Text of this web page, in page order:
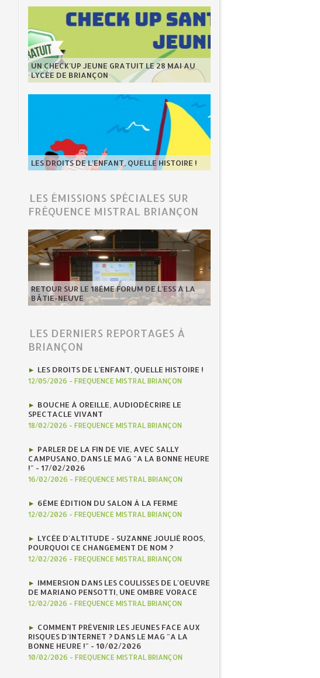
UN CHECK'UP JEUNE GRATUIT LE 28 MAI AU
LYCÉE DE BRIANÇON
LES DROITS DE L'ENFANT, QUELLE HISTOIRE !
LES ÉMISSIONS SPÉCIALES SUR
FRÉQUENCE MISTRAL BRIANÇON
RETOUR SUR LE 18ÈME FORUM DE L'ESS À LA
BÂTIE-NEUVE
LES DERNIERS REPORTAGES À
BRIANÇON
LES DROITS DE L'ENFANT, QUELLE HISTOIRE !
12/05/2026 - FREQUENCE MISTRAL BRIANÇON
BOUCHE À OREILLE, AUDIODÉCRIRE LE
SPECTACLE VIVANT
18/02/2026 - FREQUENCE MISTRAL BRIANÇON
PARLER DE LA FIN DE VIE, AVEC SALLY
CAMPUSANO, DANS LE MAG "A LA BONNE HEURE
!" - 17/02/2026
16/02/2026 - FREQUENCE MISTRAL BRIANÇON
6ÈME ÉDITION DU SALON À LA FERME
12/02/2026 - FREQUENCE MISTRAL BRIANÇON
LYCÉE D'ALTITUDE - SUZANNE JOULIÉ ROOS,
POURQUOI CE CHANGEMENT DE NOM ?
12/02/2026 - FREQUENCE MISTRAL BRIANÇON
IMMERSION DANS LES COULISSES DE L'OEUVRE
DE MARIANO PENSOTTI, UNE OMBRE VORACE
12/02/2026 - FREQUENCE MISTRAL BRIANÇON
COMMENT PRÉVENIR LES JEUNES FACE AUX
RISQUES D'INTERNET ? DANS LE MAG "A LA
BONNE HEURE !" - 10/02/2026
10/02/2026 - FREQUENCE MISTRAL BRIANÇON